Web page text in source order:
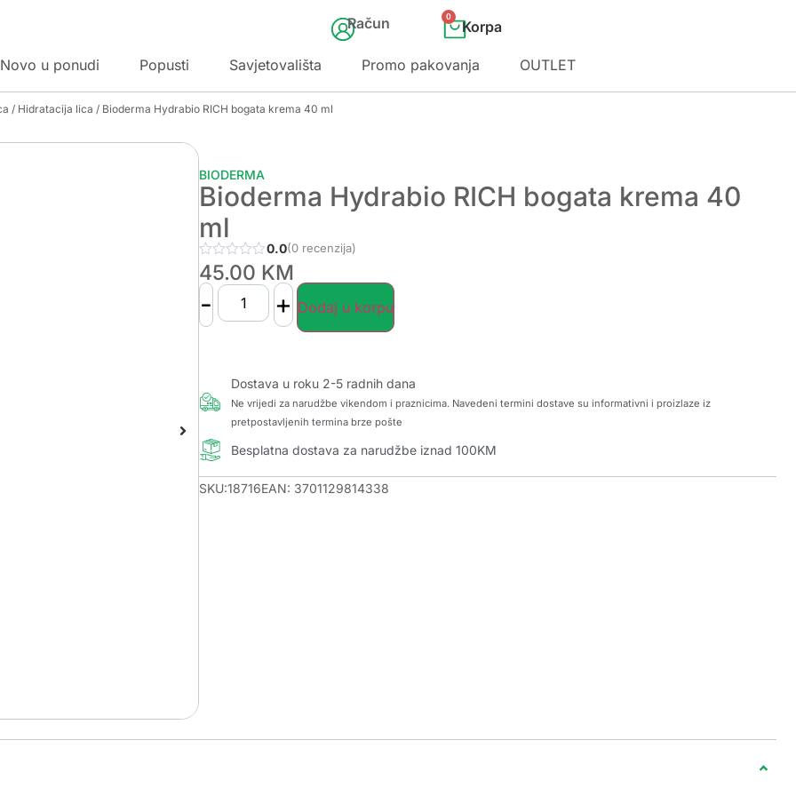
Račun 0
Novo u ponudi Popusti Savjetovališta Promo pakovanja OUTLET
/ Hidratacija lica / Bioderma Hydrabio RICH bogata krema 40 ml
BIODERMA
Bioderma Hydrabio RICH bogata krema 40
ml
0.0(0 recenzija)
45.00 KM
- + Dodaj u korpu
Dostava u roku 2-5 radnih dana
Ne vrijedi za narudžbe vikendom i praznicima. Navedeni termini dostave su informativni i proizlaze iz
pretpostavljenih termina brze pošte
Besplatna dostava za narudžbe iznad 100KM
SKU:18716EAN: 3701129814338